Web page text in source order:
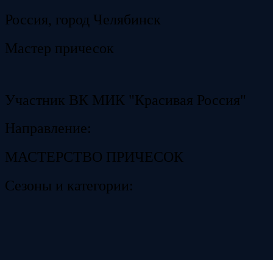
Россия, город Челябинск
Мастер причесок
Участник ВК МИК "Красивая Россия"
Направление:
МАСТЕРСТВО ПРИЧЕСОК
Сезоны и категории: